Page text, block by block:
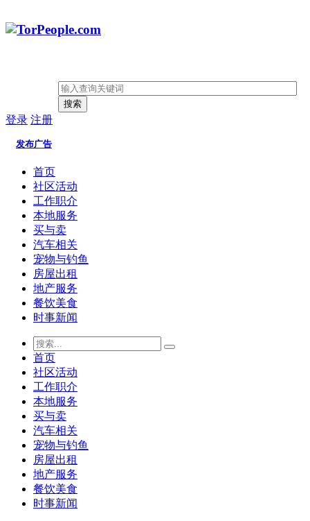
搜索
登录 注册
发布广告
首页
社区活动
工作职介
本地服务
买与卖
汽车相关
宠物与钓鱼
房屋出租
地产服务
餐饮美食
时事新闻
首页
社区活动
工作职介
本地服务
买与卖
汽车相关
宠物与钓鱼
房屋出租
地产服务
餐饮美食
时事新闻